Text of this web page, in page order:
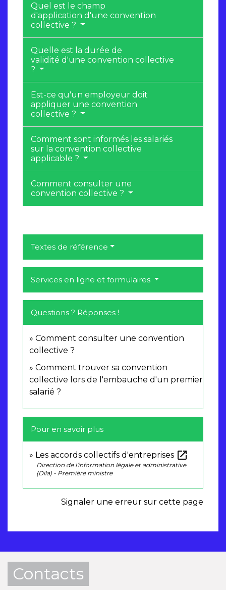
Quel est le champ
d'application d'une convention
collective ?
Quelle est la durée de
validité d'une convention collective
?
Est-ce qu'un employeur doit
appliquer une convention
collective ?
Comment sont informés les salariés
sur la convention collective
applicable ?
Comment consulter une
convention collective ?
Textes de référence
Services en ligne et formulaires
Questions ? Réponses !
Comment consulter une convention
collective ?
Comment trouver sa convention
collective lors de l'embauche d'un premier
salarié ?
Pour en savoir plus
Les accords collectifs d'entreprises open_in_new
Direction de l'information légale et administrative
(Dila) - Première ministre
Signaler une erreur sur cette page
Contacts